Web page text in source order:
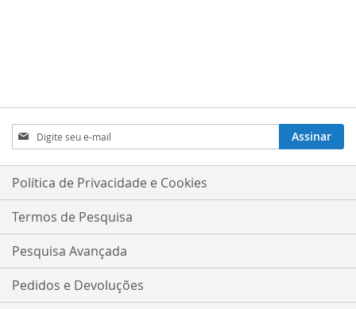
Inscreva-
se
na
nossa
Assinar
Política de Privacidade e Cookies
Termos de Pesquisa
Pesquisa Avançada
Pedidos e Devoluções